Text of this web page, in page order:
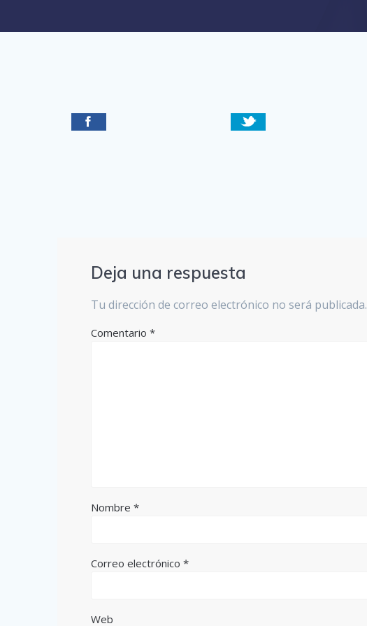
Deja una respuesta
Tu dirección de correo electrónico no será publicada.
Comentario*
Nombre*
Correo electrónico*
Web